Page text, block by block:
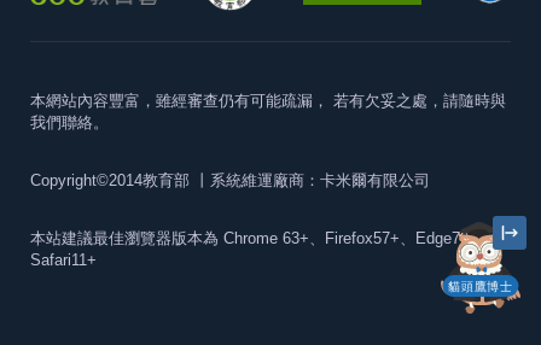
貓頭鷹博士
本網站內容豐富，雖經審查仍有可能疏漏， 若有欠妥之處，請隨時與
我們聯絡。
Copyright©2014教育部 丨系統維運廠商：卡米爾有限公司
本站建議最佳瀏覽器版本為 Chrome 63+、Firefox57+、Edge79+及
Safari11+